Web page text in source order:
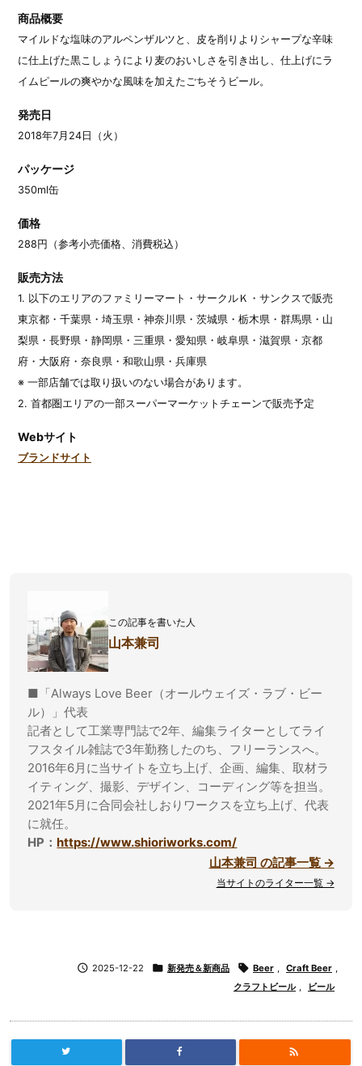
商品概要
マイルドな塩味のアルペンザルツと、皮を削りよりシャープな辛味
に仕上げた黒こしょうにより麦のおいしさを引き出し、仕上げにラ
イムピールの爽やかな風味を加えたごちそうビール。
発売日
2018年7月24日（火）
パッケージ
350ml缶
価格
288円（参考小売価格、消費税込）
販売方法
1. 以下のエリアのファミリーマート・サークルＫ・サンクスで販売
東京都・千葉県・埼玉県・神奈川県・茨城県・栃木県・群馬県・山
梨県・長野県・静岡県・三重県・愛知県・岐阜県・滋賀県・京都
府・大阪府・奈良県・和歌山県・兵庫県
※ 一部店舗では取り扱いのない場合があります。
2. 首都圏エリアの一部スーパーマーケットチェーンで販売予定
Webサイト
ブランドサイト
この記事を書いた人
山本兼司
■「Always Love Beer（オールウェイズ・ラブ・ビー
ル）」代表
記者として工業専門誌で2年、編集ライターとしてライ
フスタイル雑誌で3年勤務したのち、フリーランスへ。
2016年6月に当サイトを立ち上げ、企画、編集、取材ラ
イティング、撮影、デザイン、コーディング等を担当。
2021年5月に合同会社しおりワークスを立ち上げ、代表
に就任。
HP：https://www.shioriworks.com/
山本兼司 の記事一覧 →
当サイトのライター一覧 →
 2025-12-22  新発売＆新商品  Beer Craft Beer
クラフトビール
ビール
